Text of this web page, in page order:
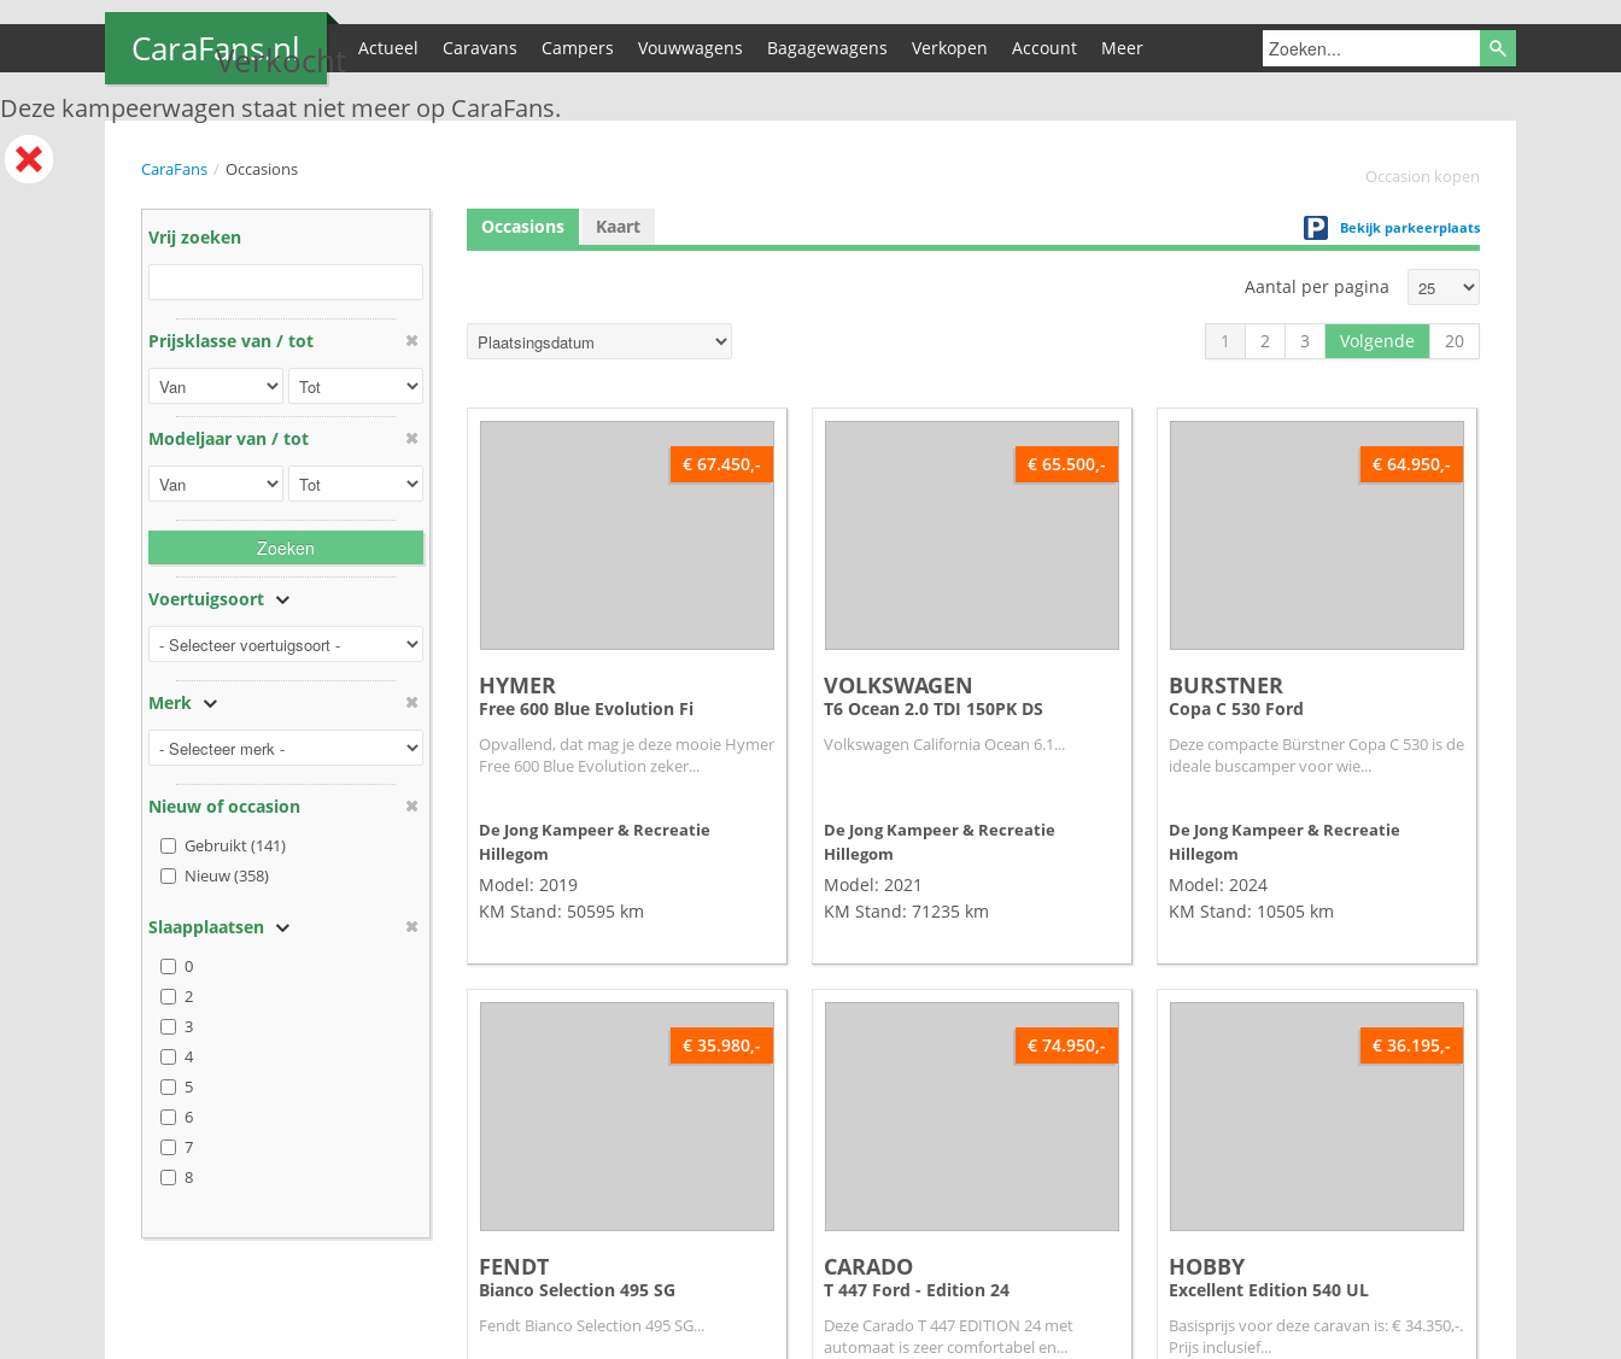
CaraFans.nl Actueel Caravans Campers Vouwwagens Bagagewagens Verkopen Account Meer
CaraFans / Occasions Occasion kopen
Vrij zoeken
Prijsklasse van / tot
Modeljaar van / tot
Zoeken
Voertuigsoort
Merk
Nieuw of occasion
Gebruikt (141)
Nieuw (358)
Slaapplaatsen
0
2
3
4
5
6
7
8
Bekijk parkeerplaats
Occasions Kaart
Aantal per pagina
1 2 3 Volgende 20
€ 67.450,-
HYMER
Free 600 Blue Evolution Fi
Opvallend, dat mag je deze mooie Hymer
Free 600 Blue Evolution zeker...
De Jong Kampeer & Recreatie
Hillegom
Model: 2019
KM Stand: 50595 km
€ 65.500,-
VOLKSWAGEN
T6 Ocean 2.0 TDI 150PK DS
Volkswagen California Ocean 6.1...
De Jong Kampeer & Recreatie
Hillegom
Model: 2021
KM Stand: 71235 km
€ 64.950,-
BURSTNER
Copa C 530 Ford
Deze compacte Bürstner Copa C 530 is de
ideale buscamper voor wie...
De Jong Kampeer & Recreatie
Hillegom
Model: 2024
KM Stand: 10505 km
€ 35.980,-
FENDT
Bianco Selection 495 SG
Fendt Bianco Selection 495 SG...
€ 74.950,-
CARADO
T 447 Ford - Edition 24
Deze Carado T 447 EDITION 24 met
automaat is zeer comfortabel en...
€ 36.195,-
HOBBY
Excellent Edition 540 UL
Basisprijs voor deze caravan is: € 34.350,-.
Prijs inclusief...
Verkocht
Deze kampeerwagen staat niet meer op CaraFans.